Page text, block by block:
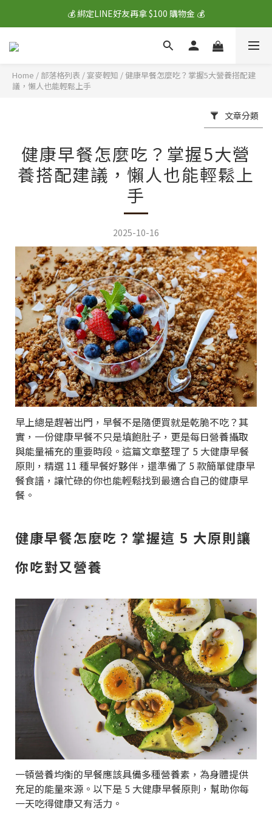
🎁 新註冊會員送價值 $400 大禮包 🎁
🎁 新註冊會員送價值 $400 大禮包 🎁
💰 綁定LINE好友再拿 $100 購物金 💰
Home / 部落格列表 /宴麥輕知 /健康早餐怎麼吃？掌握5大營養搭配建
議，懶人也能輕鬆上手
文章分類
健康早餐怎麼吃？掌握5大營
養搭配建議，懶人也能輕鬆上
手
2025-10-16
早上總是趕著出門，早餐不是隨便買就是乾脆不吃？其
實，一份健康早餐不只是填飽肚子，更是每日營養攝取
與能量補充的重要時段。這篇文章整理了 5 大健康早餐
原則，精選 11 種早餐好夥伴，還準備了 5 款簡單健康早
餐食譜，讓忙碌的你也能輕鬆找到最適合自己的健康早
餐。
健康早餐怎麼吃？掌握這 5 大原則讓
你吃對又營養
一頓營養均衡的早餐應該具備多種營養素，為身體提供
充足的能量來源。以下是 5 大健康早餐原則，幫助你每
一天吃得健康又有活力。